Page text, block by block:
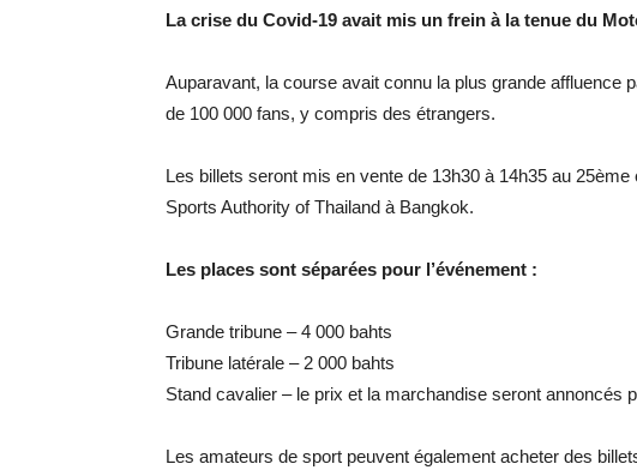
La crise du Covid-19 avait mis un frein à la tenue du
Auparavant, la course avait connu la plus grande affluence
de 100 000 fans, y compris des étrangers.
Les billets seront mis en vente de 13h30 à 14h35 au
Sports Authority of Thailand à Bangkok.
Les places sont séparées pour l’événement :
Grande tribune – 4 000 bahts
Tribune latérale – 2 000 bahts
Stand cavalier – le prix et la marchandise seront annoncés
Les amateurs de sport peuvent également acheter des